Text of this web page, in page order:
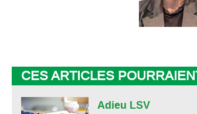
CES ARTICLES
Adieu LSV